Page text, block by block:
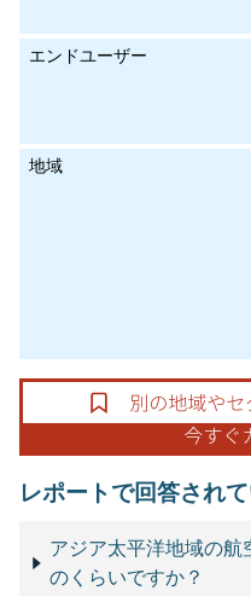
エンドユーザー
地域
レポートで回答され
アジア太平洋地域の
のくらいですか？